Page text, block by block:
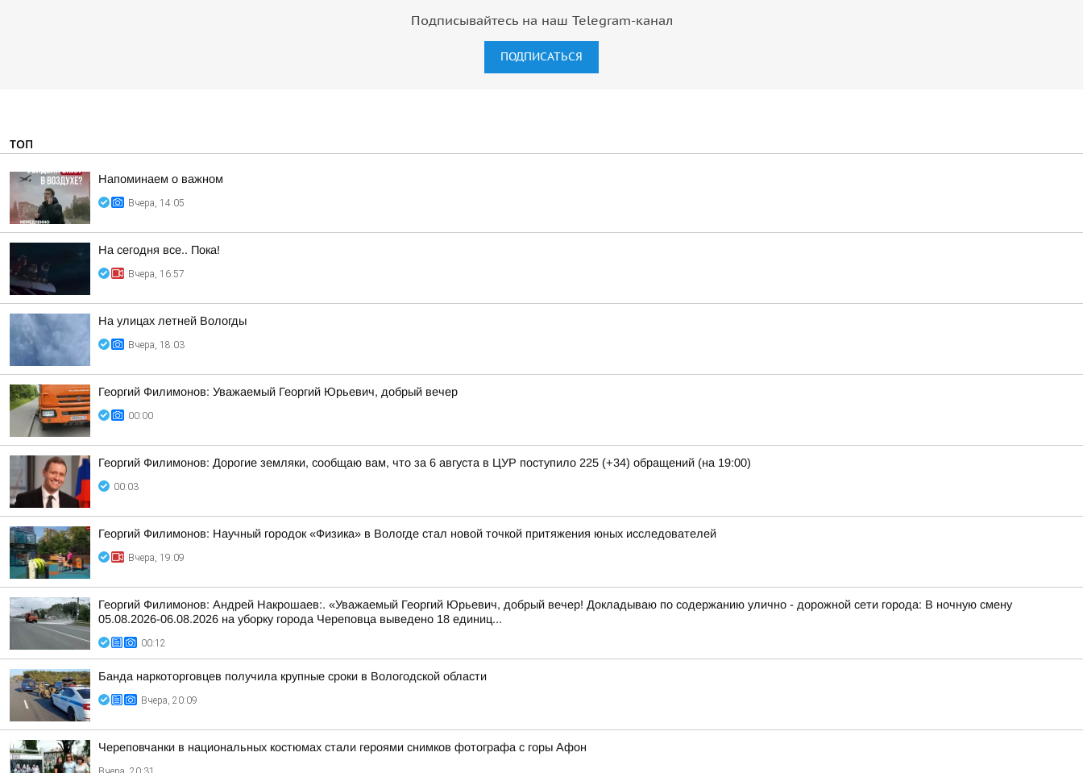
Подписывайтесь на наш Telegram-канал
ПОДПИСАТЬСЯ
ТОП
Напоминаем о важном
Вчера, 14:05
На сегодня все.. Пока!
Вчера, 16:57
На улицах летней Вологды
Вчера, 18:03
Георгий Филимонов: Уважаемый Георгий Юрьевич, добрый вечер
00:00
Георгий Филимонов: Дорогие земляки, сообщаю вам, что за 6 августа в ЦУР поступило 225 (+34) обращений (на 19:00)
00:03
Георгий Филимонов: Научный городок «Физика» в Вологде стал новой точкой притяжения юных исследователей
Вчера, 19:09
Георгий Филимонов: Андрей Накрошаев:. «Уважаемый Георгий Юрьевич, добрый вечер! Докладываю по содержанию улично - дорожной сети города: В ночную смену
05.08.2026-06.08.2026 на уборку города Череповца выведено 18 единиц...
00:12
Банда наркоторговцев получила крупные сроки в Вологодской области
Вчера, 20:09
Череповчанки в национальных костюмах стали героями снимков фотографа с горы Афон